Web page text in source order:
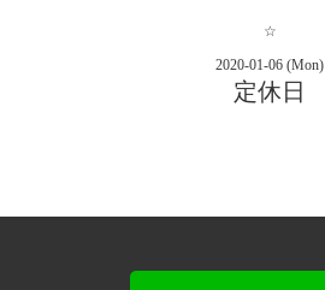
☆
2020-01-06 (Mon)
定休日